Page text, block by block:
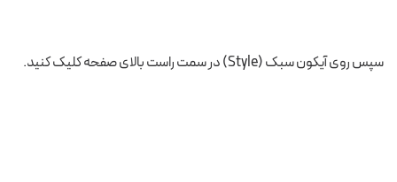
سپس روی آیکون سبک (Style) در سمت راست بالای صفحه کلیک کنید.